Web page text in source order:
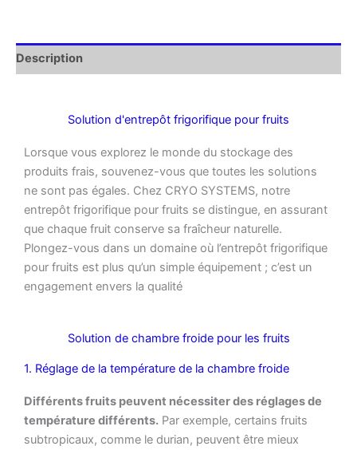
Description
Solution d'entrepôt frigorifique pour fruits
Lorsque vous explorez le monde du stockage des
produits frais, souvenez-vous que toutes les solutions
ne sont pas égales. Chez CRYO SYSTEMS, notre
entrepôt frigorifique pour fruits se distingue, en assurant
que chaque fruit conserve sa fraîcheur naturelle.
Plongez-vous dans un domaine où l’entrepôt frigorifique
pour fruits est plus qu’un simple équipement ; c’est un
engagement envers la qualité
Solution de chambre froide pour les fruits
1. Réglage de la température de la chambre froide
Différents fruits peuvent nécessiter des réglages de
température différents. Par exemple, certains fruits
subtropicaux, comme le durian, peuvent être mieux